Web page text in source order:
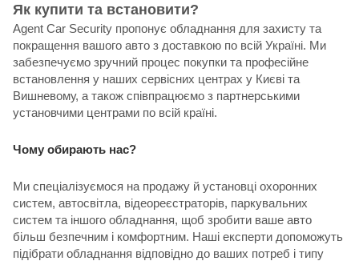
Як купити та встановити?
Agent Car Security пропонує обладнання для захисту та
покращення вашого авто з доставкою по всій Україні. Ми
забезпечуємо зручний процес покупки та професійне
встановлення у наших сервісних центрах у Києві та
Вишневому, а також співпрацюємо з партнерськими
установчими центрами по всій країні.
Чому обирають нас?
Ми спеціалізуємося на продажу й установці охоронних
систем, автосвітла, відеореєстраторів, паркувальних
систем та іншого обладнання, щоб зробити ваше авто
більш безпечним і комфортним. Наші експерти допоможуть
підібрати обладнання відповідно до ваших потреб і типу